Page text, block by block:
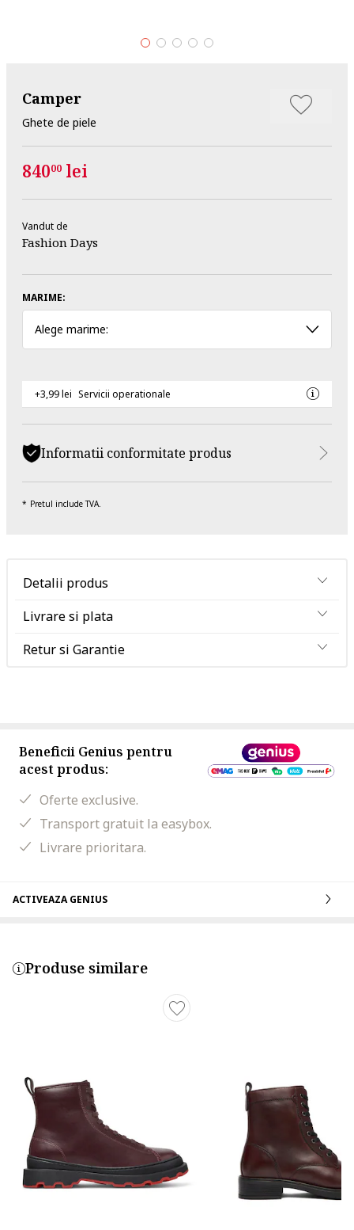
Camper
Ghete de piele
84000 lei
Vandut de
Fashion Days
MARIME:
Alege marime:
+3,99 lei Servicii operationale
Informatii conformitate produs
Pretul include TVA.
Detalii produs
Livrare si plata
Retur si Garantie
Beneficii Genius pentru
acest produs:
Oferte exclusive.
Transport gratuit la easybox.
Livrare prioritara.
ACTIVEAZA GENIUS
Produse similare